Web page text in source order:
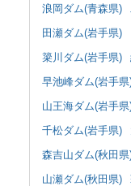
浪岡ダム(青森県)
田瀬ダム(岩手県)
簗川ダム(岩手県)
早池峰ダム(岩手県
山王海ダム(岩手県
千松ダム(岩手県)
森吉山ダム(秋田県
山瀬ダム(秋田県)